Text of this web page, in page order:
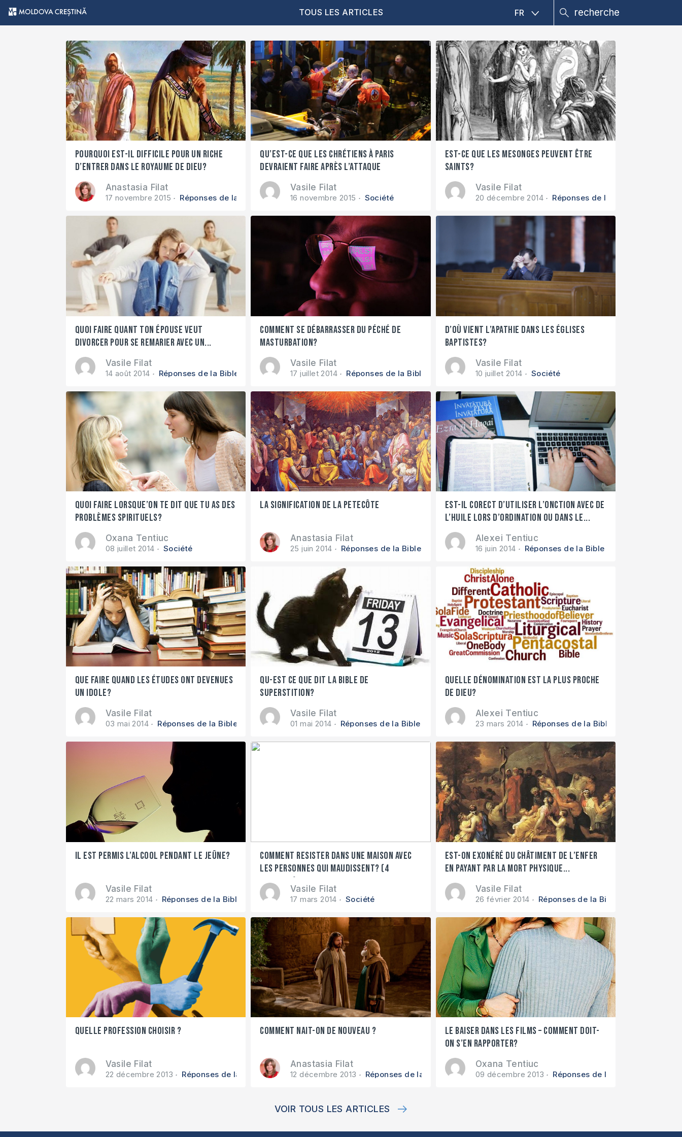
TOUS LES ARTICLES FR
Pourquoi est-il difficile pour un riche
d’entrer dans le royaume de Dieu?
Anastasia Filat
17 novembre 2015 Réponses de la Bible
Qu’est-ce que les chrétiens à Paris
devraient faire après l’attaque
terroriste?
Vasile Filat
16 novembre 2015 Société
Est-ce que les mesonges peuvent être
saints?
Vasile Filat
20 décembre 2014 Réponses de la Bible
Quoi faire quant ton épouse veut
divorcer pour se remarier avec un...
Vasile Filat
14 août 2014 Réponses de la Bible
Comment se débarrasser du péché de
masturbation?
Vasile Filat
17 juillet 2014 Réponses de la Bible
D’où vient l’apathie dans les églises
baptistes?
Vasile Filat
10 juillet 2014 Société
Quoi faire lorsque’on te dit que tu as des
problèmes spirituels?
Oxana Tentiuc
08 juillet 2014 Société
La signification de la Petecôte
Anastasia Filat
25 juin 2014 Réponses de la Bible
Est-il corect d’utiliser l’onction avec de
l’huile lors d’ordination ou dans le...
Alexei Tentiuc
16 juin 2014 Réponses de la Bible
Que faire quand les études ont devenues
un idole?
Vasile Filat
03 mai 2014 Réponses de la Bible
Qu-est ce que dit la Bible de
superstition?
Vasile Filat
01 mai 2014 Réponses de la Bible
Quelle dénomination est la plus proche
de Dieu?
Alexei Tentiuc
23 mars 2014 Réponses de la Bible
Il est permis l’alcool pendant le jeûne?
Vasile Filat
22 mars 2014 Réponses de la Bible
Comment resister dans une maison avec
les personnes qui maudissent? (4
conseils)
Vasile Filat
17 mars 2014 Société
Est-on exonéré du châtiment de l’enfer
en payant par la mort physique...
Vasile Filat
26 février 2014 Réponses de la Bible
Quelle profession choisir ?
Vasile Filat
22 décembre 2013 Réponses de la Bible
Comment nait-on de nouveau ?
Anastasia Filat
12 décembre 2013 Réponses de la Bible
Le baiser dans les films – comment doit-
on s’en rapporter?
Oxana Tentiuc
09 décembre 2013 Réponses de la Bible
VOIR TOUS LES ARTICLES